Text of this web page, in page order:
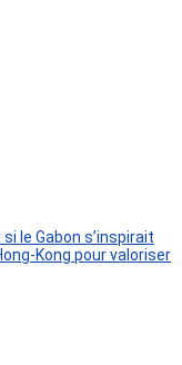
le Gabon s’inspirait
Kong pour valoriser